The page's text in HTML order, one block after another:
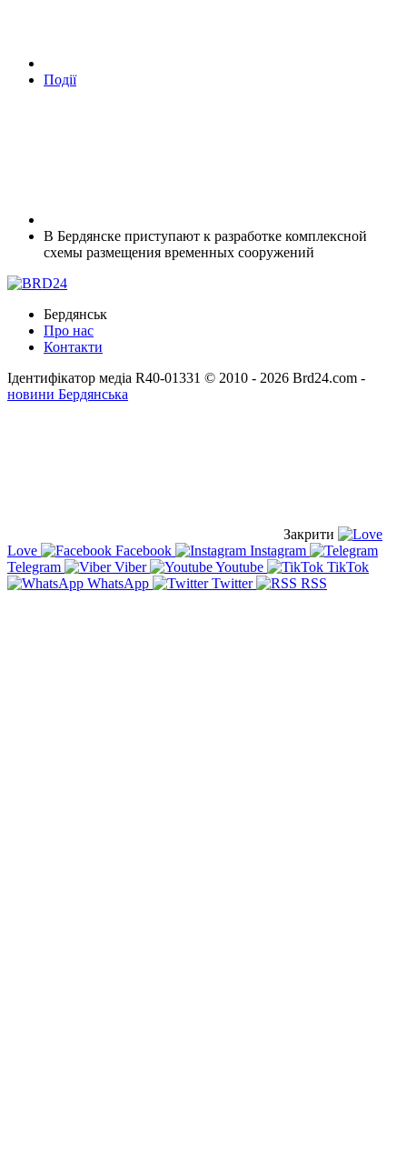
Події
В Бердянске приступают к разработке комплексной
схемы размещения временных сооружений
Бердянськ
Про нас
Контакти
Ідентифікатор медіа R40-01331 © 2010 - 2026 Brd24.com -
новини Бердянська
Закрити
Love
Facebook
Instagram
Telegram
Viber Youtube
TikTok
WhatsApp
Twitter RSS